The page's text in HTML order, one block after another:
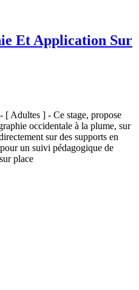
Et Application Sur
[ Adultes ] - Ce stage, propose
occidentale à la plume, sur
sur des supports en
un suivi pédagogique de
place